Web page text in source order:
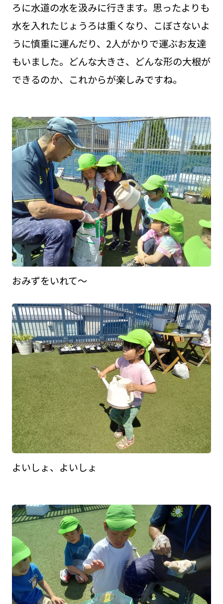
ろに水道の水を汲みに行きます。思ったよりも
水を入れたじょうろは重くなり、こぼさないよ
うに慎重に運んだり、2人がかりで運ぶお友達
もいました。どんな大きさ、どんな形の大根が
できるのか、これからが楽しみですね。
おみずをいれて～
よいしょ、よいしょ